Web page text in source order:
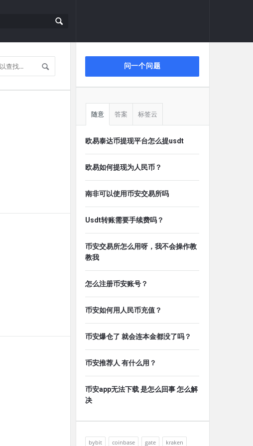
问一个问题
随意 答案 标签云
欧易泰达币提现平台怎么提usdt
欧易如何提现为人民币？
南非可以使用币安交易所吗
Usdt转账需要手续费吗？
币安交易所怎么用呀，我不会操作教
教我
怎么注册币安账号？
币安如何用人民币充值？
币安爆仓了 就会连本金都没了吗？
币安推荐人 有什么用？
币安app无法下载 是怎么回事 怎么解
决
bybit coinbase gate kraken